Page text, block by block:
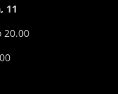
11
20.00